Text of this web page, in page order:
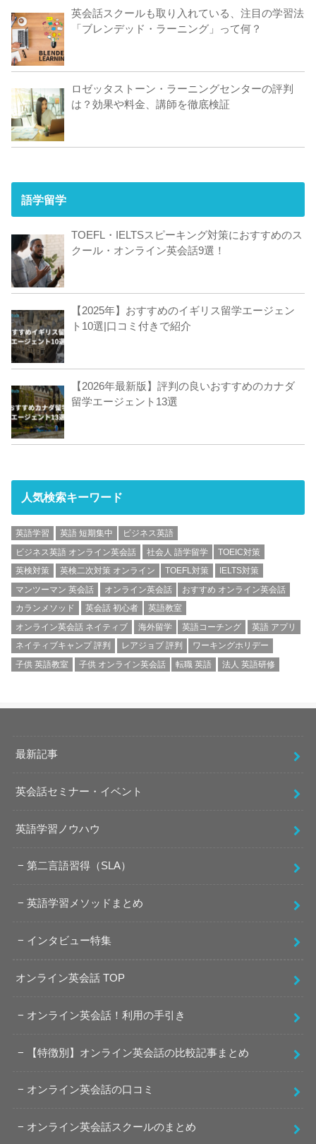
英会話スクールも取り入れている、注目の学習法
「ブレンデッド・ラーニング」って何？
ロゼッタストーン・ラーニングセンターの評判
は？効果や料金、講師を徹底検証
語学留学
TOEFL・IELTSスピーキング対策におすすめのス
クール・オンライン英会話9選！
【2025年】おすすめのイギリス留学エージェン
ト10選|口コミ付きで紹介
【2026年最新版】評判の良いおすすめのカナダ
留学エージェント13選
人気検索キーワード
英語学習 英語 短期集中
ビジネス英語
ビジネス英語 オンライン英会話
社会人 語学留学
TOEIC対策
英検対策
英検二次対策 オンライン TOEFL対策
IELTS対策
マンツーマン 英会話
オンライン英会話
おすすめ オンライン英会話
カランメソッド
英会話 初心者
英語教室
オンライン英会話 ネイティブ
海外留学 英語コーチング
英語 アプリ
ネイティブキャンプ 評判
レアジョブ 評判
ワーキングホリデー
子供 英語教室
子供 オンライン英会話 転職 英語 法人 英語研修
最新記事
英会話セミナー・イベント
英語学習ノウハウ
第二言語習得（SLA）
英語学習メソッドまとめ
インタビュー特集
オンライン英会話 TOP
オンライン英会話！利用の手引き
【特徴別】オンライン英会話の比較記事まとめ
オンライン英会話の口コミ
オンライン英会話スクールのまとめ